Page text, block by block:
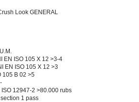
Look GENERAL
EN ISO 105 X 12 >3-4
EN ISO 105 X 12 >3
105 B 02 >5
12947-2 >80.000 rubs
1 pass